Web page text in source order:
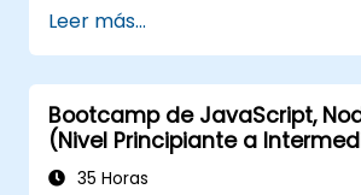
Implementar aplicaciones
servicios en la nube
Kubernetes.
Realizar pruebas de
microservicios.
Leer más...
Bootcamp de JavaScript,
(Nivel Principiante a
35 Horas